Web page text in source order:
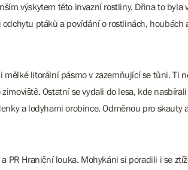
výskytem této invazní rostliny. Dřina to byla
ptáků a povídání o rostlinách, houbách
litorální pásmo v zazemňující se tůni. Ti
Ostatní se vydali do lesa, kde
a lodyhami orobince. Odměnou pro skauty
PR Hraniční louka. Mohykáni si poradili i se